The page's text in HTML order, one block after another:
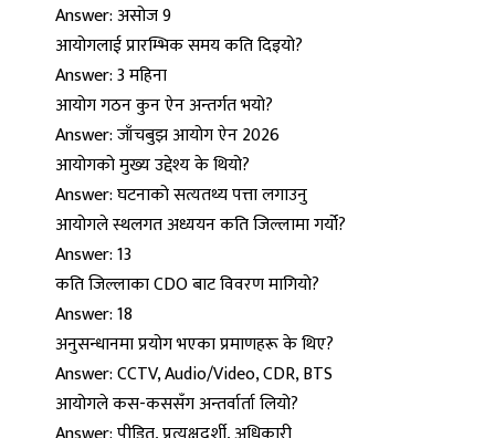
Answer: असोज 9
आयोगलाई प्रारम्भिक समय कति दिइयो?
Answer: 3 महिना
आयोग गठन कुन ऐन अन्तर्गत भयो?
Answer: जाँचबुझ आयोग ऐन 2026
आयोगको मुख्य उद्देश्य के थियो?
Answer: घटनाको सत्यतथ्य पत्ता लगाउनु
आयोगले स्थलगत अध्ययन कति जिल्लामा गर्यो?
Answer: 13
कति जिल्लाका CDO बाट विवरण मागियो?
Answer: 18
अनुसन्धानमा प्रयोग भएका प्रमाणहरू के थिए?
Answer: CCTV, Audio/Video, CDR, BTS
आयोगले कस-कससँग अन्तर्वार्ता लियो?